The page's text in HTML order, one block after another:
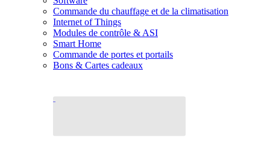
Commande du chauffage et de la climatisation
Internet of Things
Modules de contrôle & ASI
Smart Home
Commande de portes et portails
Bons & Cartes cadeaux